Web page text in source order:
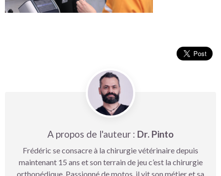
A propos de l'auteur : Dr. Pinto
Frédéric se consacre à la chirurgie vétérinaire depuis
maintenant 15 ans et son terrain de jeu c’est la chirurgie
orthopédique. Passionné de motos, il vit son métier et sa